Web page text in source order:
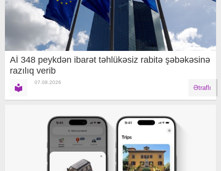
Aİ 348 peykdən ibarət təhlükəsiz rabitə şəbəkəsinə
razılıq verib
07.08.2026
Ətraflı